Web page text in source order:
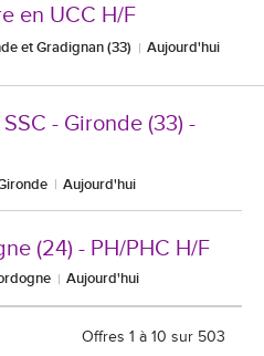
en UCC H/F
et Gradignan (33) Aujourd'hui
- Gironde (33) -
Aujourd'hui
(24) - PH/PHC H/F
Aujourd'hui
Offres 1 à 10 sur 503